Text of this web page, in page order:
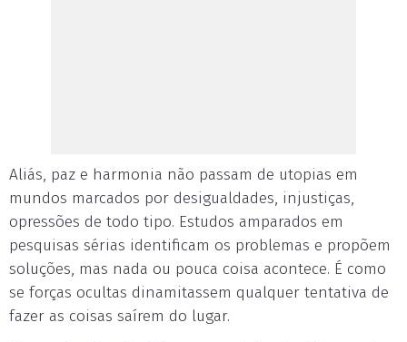
Aliás, paz e harmonia não passam de utopias em
mundos marcados por desigualdades, injustiças,
opressões de todo tipo. Estudos amparados em
pesquisas sérias identificam os problemas e propõem
soluções, mas nada ou pouca coisa acontece. É como
se forças ocultas dinamitassem qualquer tentativa de
fazer as coisas saírem do lugar.